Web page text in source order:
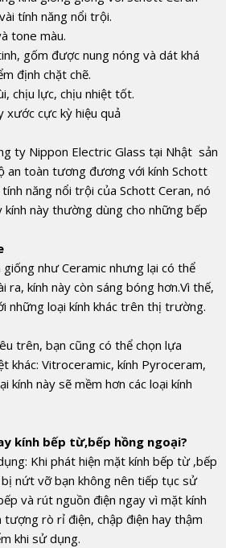
tính năng nổi trội.
tone màu.
gốm được nung nóng và dát khá
định chặt chẽ.
chịu lực, chịu nhiệt tốt.
xước cực kỳ hiệu quả
ty Nippon Electric Glass tại Nhật sản
an toàn tương đương với kính Schott
năng nổi trội của Schott Ceran, nó
này thường dùng cho những bếp
như Ceramic nhưng lại có thể
ra, kính này còn sáng bóng hơn.Vì thế,
những loại kính khác trên thị trường.
trên, bạn cũng có thể chọn lựa
khác: Vitroceramic, kính Pyroceram,
kính này sẽ mềm hơn các loại kính
kính bếp từ,bếp hồng ngoại?
Khi phát hiện mặt kính bếp từ ,bếp
nứt vỡ bạn không nên tiếp tục sử
và rút nguồn điện ngay vì mặt kính
rò rỉ điện, chập điện hay thậm
khi sử dụng.